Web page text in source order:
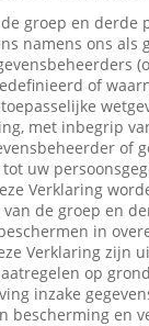
groep en derde
namens ons als
of
met inbegrip
of
uw
Verklaring
de groep en
in
Verklaring zijn
op
inzake
bescherming en